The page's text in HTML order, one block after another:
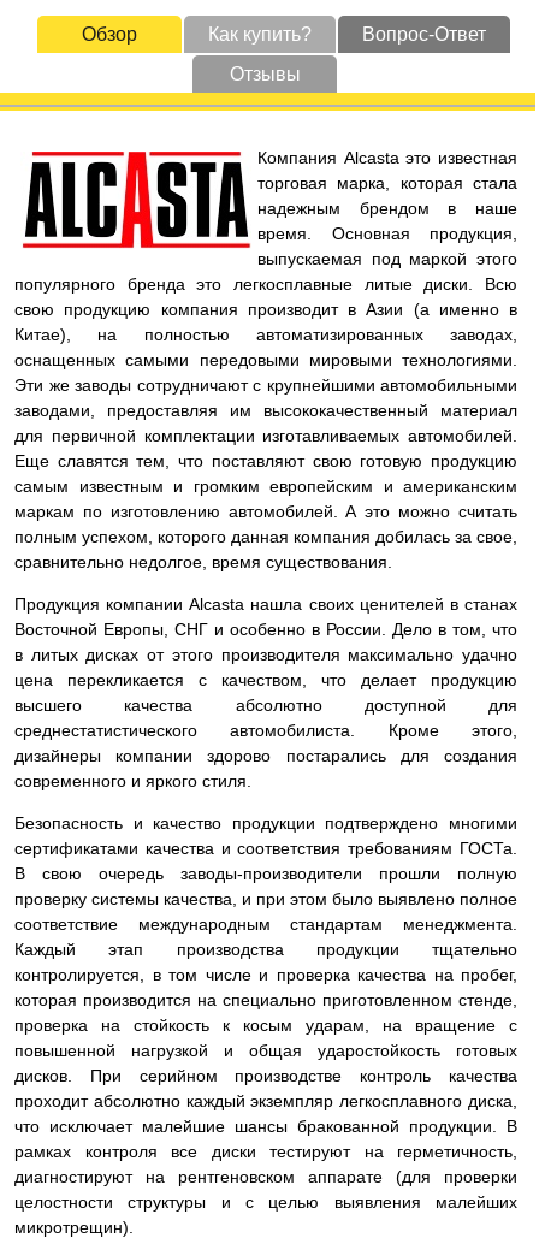
Обзор Как купить?
Вопрос-Ответ
Отзывы
Компания Alcasta это известная
торговая марка, которая стала
надежным брендом в наше
время. Основная продукция,
выпускаемая под маркой этого
популярного бренда это легкосплавные литые диски. Всю
свою продукцию компания производит в Азии (а именно в
Китае), на полностью автоматизированных заводах,
оснащенных самыми передовыми мировыми технологиями.
Эти же заводы сотрудничают с крупнейшими автомобильными
заводами, предоставляя им высококачественный материал
для первичной комплектации изготавливаемых автомобилей.
Еще славятся тем, что поставляют свою готовую продукцию
самым известным и громким европейским и американским
маркам по изготовлению автомобилей. А это можно считать
полным успехом, которого данная компания добилась за свое,
сравнительно недолгое, время существования.
Продукция компании Alcasta нашла своих ценителей в станах
Восточной Европы, СНГ и особенно в России. Дело в том, что
в литых дисках от этого производителя максимально удачно
цена перекликается с качеством, что делает продукцию
высшего качества абсолютно доступной для
среднестатистического автомобилиста. Кроме этого,
дизайнеры компании здорово постарались для создания
современного и яркого стиля.
Безопасность и качество продукции подтверждено многими
сертификатами качества и соответствия требованиям ГОСТа.
В свою очередь заводы-производители прошли полную
проверку системы качества, и при этом было выявлено полное
соответствие международным стандартам менеджмента.
Каждый этап производства продукции тщательно
контролируется, в том числе и проверка качества на пробег,
которая производится на специально приготовленном стенде,
проверка на стойкость к косым ударам, на вращение с
повышенной нагрузкой и общая ударостойкость готовых
дисков. При серийном производстве контроль качества
проходит абсолютно каждый экземпляр легкосплавного диска,
что исключает малейшие шансы бракованной продукции. В
рамках контроля все диски тестируют на герметичность,
диагностируют на рентгеновском аппарате (для проверки
целостности структуры и с целью выявления малейших
микротрещин).